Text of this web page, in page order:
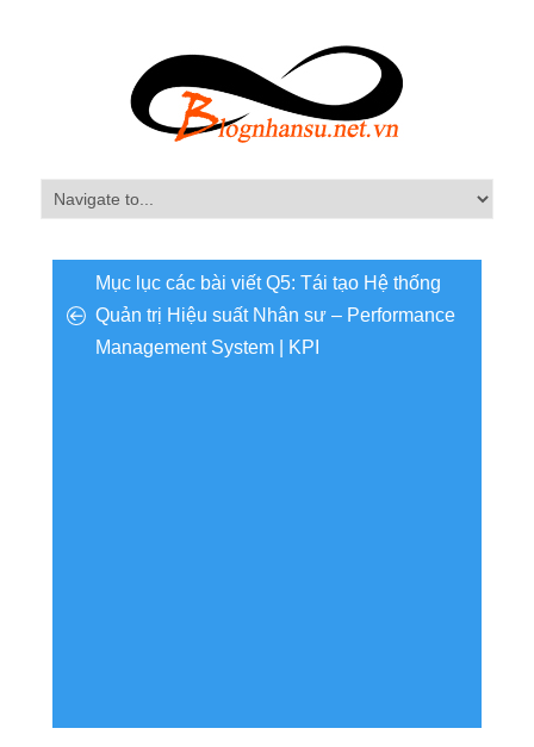
Mục lục các bài viết Q5: Tái tạo Hệ thống
Quản trị Hiệu suất Nhân sư – Performance
Management System | KPI